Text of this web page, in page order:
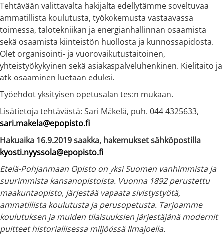
Tehtävään valittavalta hakijalta edellytämme soveltuvaa
ammatillista koulutusta, työkokemusta vastaavassa
toimessa, talotekniikan ja energianhallinnan osaamista
sekä osaamista kiinteistön huollosta ja kunnossapidosta.
Olet organisointi- ja vuorovaikutustaitoinen,
yhteistyökykyinen sekä asiakaspalveluhenkinen. Kielitaito ja
atk-osaaminen luetaan eduksi.
Työehdot yksityisen opetusalan tes:n mukaan.
Lisätietoja tehtävästä: Sari Mäkelä, puh. 044 4325633,
sari.makela@epopisto.fi
Hakuaika 16.9.2019 saakka, hakemukset sähköpostilla
kyosti.nyyssola@epopisto.fi
Etelä-Pohjanmaan Opisto on yksi Suomen vanhimmista ja
suurimmista kansanopistoista. Vuonna 1892 perustettu
maakuntaopisto, järjestää vapaata sivistystyötä,
ammatillista koulutusta ja perusopetusta. Tarjoamme
koulutuksen ja muiden tilaisuuksien järjestäjänä modernit
puitteet historiallisessa miljöössä Ilmajoella.